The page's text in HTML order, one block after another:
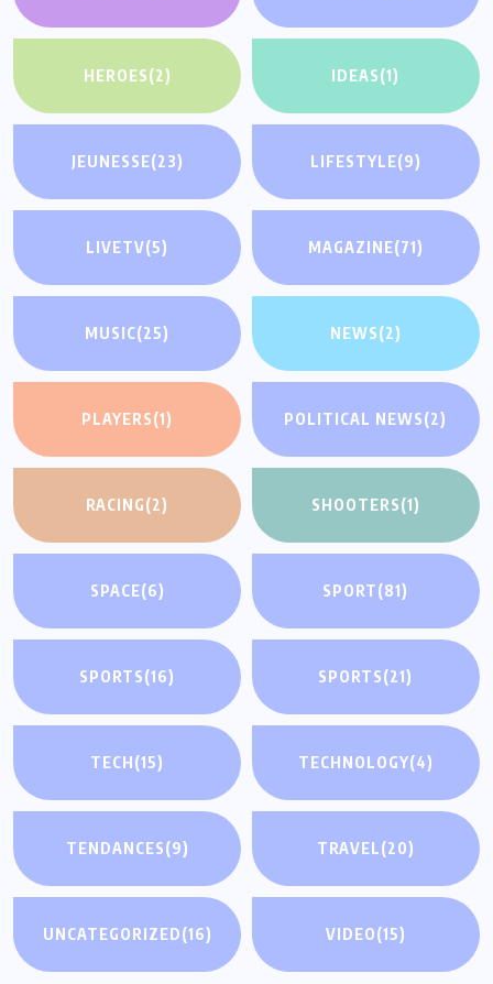
HEROES(2) IDEAS(1)
JEUNESSE(23) LIFESTYLE(9)
LIVETV(5) MAGAZINE(71)
MUSIC(25) NEWS(2)
PLAYERS(1) POLITICAL NEWS(2)
RACING(2) SHOOTERS(1)
SPACE(6) SPORT(81)
SPORTS(16) SPORTS(21)
TECH(15) TECHNOLOGY(4)
TENDANCES(9) TRAVEL(20)
UNCATEGORIZED(16) VIDEO(15)